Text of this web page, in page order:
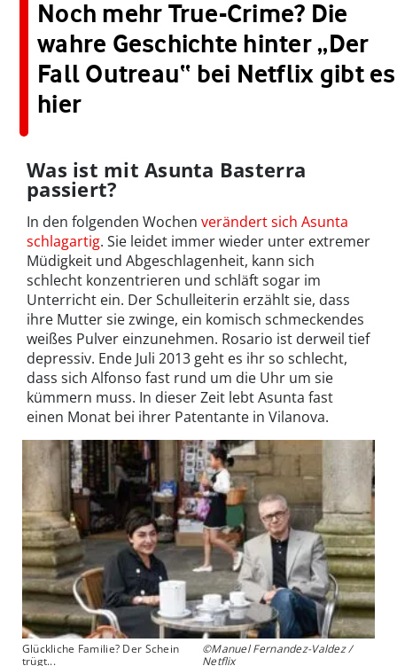
Noch mehr True-Crime? Die
wahre Geschichte hinter „Der
Fall Outreau“ bei Netflix gibt es
hier
Was ist mit Asunta Basterra
passiert?
In den folgenden Wochen verändert sich Asunta
schlagartig. Sie leidet immer wieder unter extremer
Müdigkeit und Abgeschlagenheit, kann sich
schlecht konzentrieren und schläft sogar im
Unterricht ein. Der Schulleiterin erzählt sie, dass
ihre Mutter sie zwinge, ein komisch schmeckendes
weißes Pulver einzunehmen. Rosario ist derweil tief
depressiv. Ende Juli 2013 geht es ihr so schlecht,
dass sich Alfonso fast rund um die Uhr um sie
kümmern muss. In dieser Zeit lebt Asunta fast
einen Monat bei ihrer Patentante in Vilanova.
Glückliche Familie? Der Schein
trügt...
©Manuel Fernandez-Valdez /
Netflix